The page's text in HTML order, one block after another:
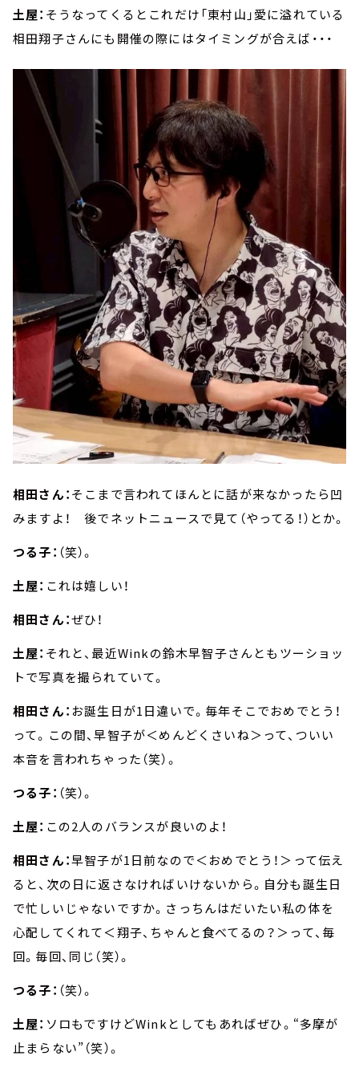
土屋： そうなってくるとこれだけ「東村山」愛に溢れている
相田翔子さんにも開催の際にはタイミングが合えば・・・
相田さん：そこまで言われてほんとに話が来なかったら凹
みますよ！ 後でネットニュースで見て（やってる！）とか。
つる子： （笑）。
土屋： これは嬉しい！
相田さん：ぜひ！
土屋： それと、最近Winkの鈴木早智子さんともツーショッ
トで写真を撮られていて。
相田さん： お誕生日が1日違いで。毎年そこでおめでとう！
って。この間、早智子が＜めんどくさいね＞って、ついい
本音を言われちゃった（笑）。
つる子： （笑）。
土屋： この2人のバランスが良いのよ！
相田さん：早智子が1日前なので＜おめでとう！＞って伝え
ると、次の日に返さなければいけないから。自分も誕生日
で忙しいじゃないですか。さっちんはだいたい私の体を
心配してくれて＜翔子、ちゃんと食べてるの？＞って、毎
回。毎回、同じ（笑）。
つる子： （笑）。
土屋： ソロもですけどWinkとしてもあればぜひ。“多摩が
止まらない”（笑）。